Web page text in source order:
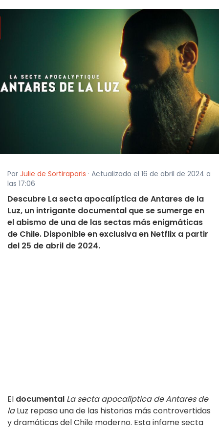
Por Julie de Sortiraparis · Actualizado el 16 de abril de 2024 a
las 17:06
Descubre La secta apocalíptica de Antares de la
Luz, un intrigante documental que se sumerge en
el abismo de una de las sectas más enigmáticas
de Chile. Disponible en exclusiva en Netflix a partir
del 25 de abril de 2024.
El documental La secta apocalíptica de Antares de
laLuz repasa una de las historias más controvertidas
y dramáticas del Chile moderno. Esta infame secta